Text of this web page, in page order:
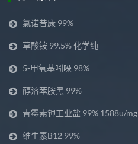
氯诺昔康 99%
草酸铵 99.5% 化学纯
5-甲氧基吲哚 98%
醇溶苯胺黑 99%
青霉素钾工业盐 99% 1588u/mg
维生素B12 99%